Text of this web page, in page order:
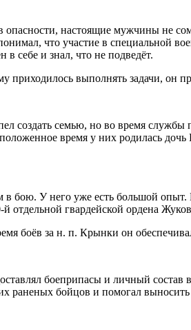
в опасности, настоящие мужчины не
что участие в специальной
себе и знал, что не подведёт.
приходилось выполнять задачи, он
создать семью, но во время службы
время у них родилась дочь
в бою. У него уже есть большой
й отдельной гвардейской ордена
боёв за н. п. Крынки он
боеприпасы и личный
раненых бойцов и помогал